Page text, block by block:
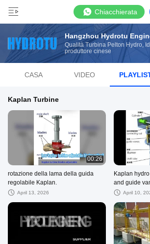
Chiacchierata
Hangzhou Hydrotu
Qualità Turbina Pelton Hydro,
produttore cinese
CASA VIDEO
Kaplan Turbine
00:26
rotazione della lama della guida
regolabile Kaplan.
April 13, 2026
Kaplan
and guide
April 10,